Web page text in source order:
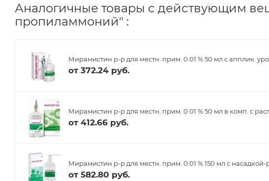
Аналогичные товары с действующим
пропиламмоний" :
Мирамистин р-р для местн. прим. 0.01 % 50 мл с апплик.
от 372.24 руб.
Мирамистин р-р для местн. прим. 0.01 % 50 мл в комп. с
от 412.66 руб.
Мирамистин р-р для местн. прим. 0.01 % 150 мл с
от 582.80 руб.